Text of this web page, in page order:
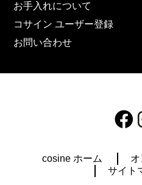
お手入れについて
コサイン ユーザー登録
お問い合わせ
cosine ホーム
サイト